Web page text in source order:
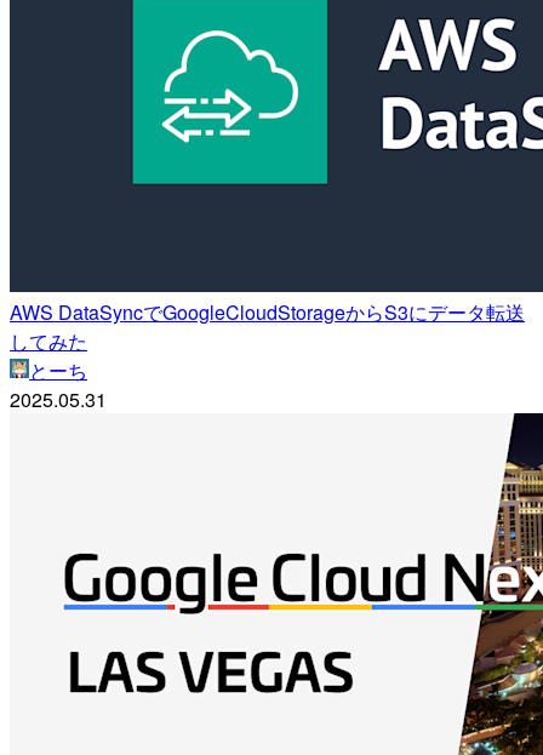
AWS DataSyncでGoogleCloudStorageからS3にデータ転送
してみた
とーち
2025.05.31